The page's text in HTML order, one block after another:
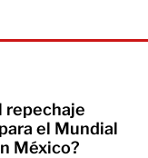
repechaje
el Mundial
México?